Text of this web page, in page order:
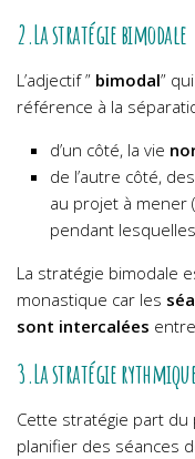
2.La stratégie bimodale
L’adjectif ” bimodal”
référence à la
d’un côté, la vie
de l’autre côté,
au projet à mener
pendant
La stratégie bimodale
monastique car les
sont intercalées
3.La stratégie
Cette stratégie part du
planifier des séances